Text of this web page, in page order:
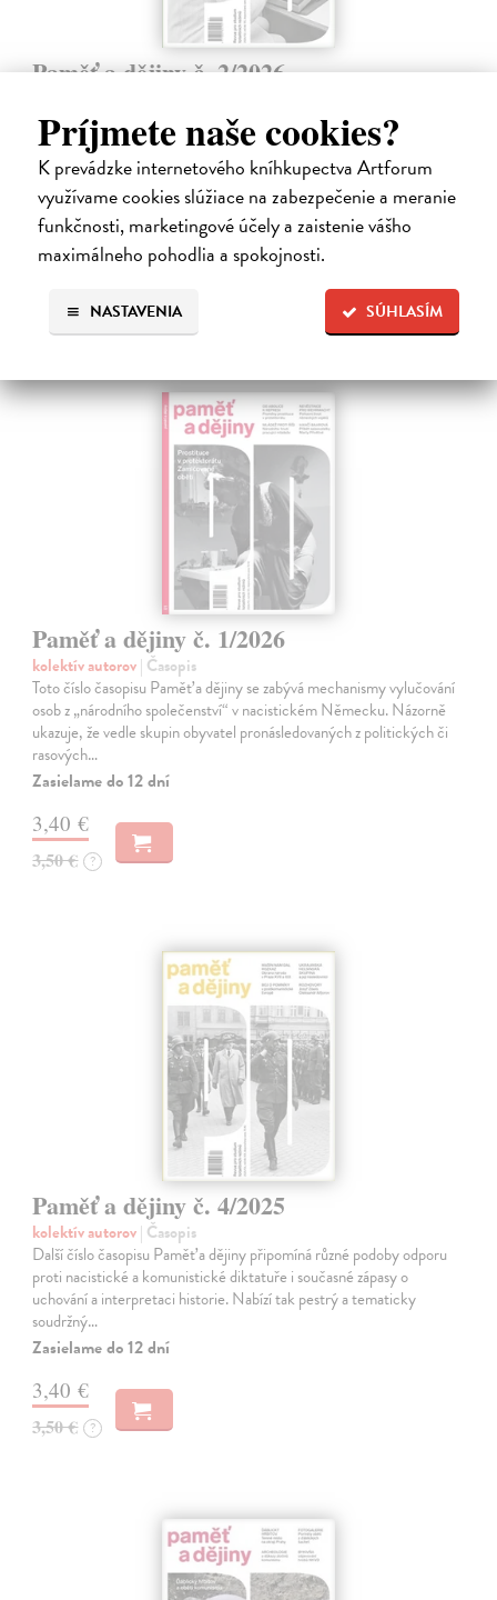
Príjmete naše cookies?
K prevádzke internetového kníhkupectva Artforum
využívame cookies slúžiace na zabezpečenie a meranie
funkčnosti, marketingové účely a zaistenie vášho
maximálneho pohodlia a spokojnosti.
SÚHLASÍM
NASTAVENIA
Paměť a dějiny č. 2/2026
Toto číslo časopisu Paměť a dějiny se zaměřuje na vědu a techniku ve
službách Státní bezpečnosti a ukazuje, jak moderní technologie
ovlivňovaly zpravodajské aktivity i kontrolu společnosti v období
studené…
Zasielame do 12 dní
3,15 €
Paměť a dějiny č. 1/2026
kolektív autorov| Časopis
Toto číslo časopisu Paměť a dějiny se zabývá mechanismy vylučování
osob z „národního společenství“ v nacistickém Německu. Názorně
ukazuje, že vedle skupin obyvatel pronásledovaných z politických či
rasových…
Zasielame do 12 dní
3,40 €
3,50 € ?
Paměť a dějiny č. 4/2025
kolektív autorov| Časopis
Další číslo časopisu Paměť a dějiny připomíná různé podoby odporu
proti nacistické a komunistické diktatuře i současné zápasy o
uchování a interpretaci historie. Nabízí tak pestrý a tematicky
soudržný…
Zasielame do 12 dní
3,40 €
3,50 € ?